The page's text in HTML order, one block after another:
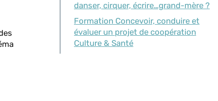
danser, cirquer, écrire…grand-mère ?
Formation Concevoir, conduire et
évaluer un projet de coopération
Culture & Santé